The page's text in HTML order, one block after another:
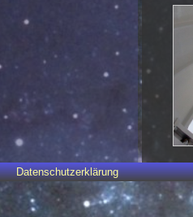
Datenschutzerklärung